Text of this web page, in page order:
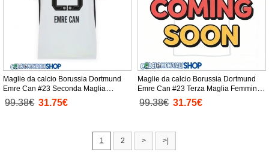
Maglie da calcio Borussia Dortmund
Emre Can #23 Seconda Maglia
Femminile 2025-26 Manica Corta
99.38€ 31.75€
Maglie da calcio Borussia Dortmund
Emre Can #23 Terza Maglia Femminile
2025-26 Manica Corta
99.38€ 31.75€
1 2 > >|